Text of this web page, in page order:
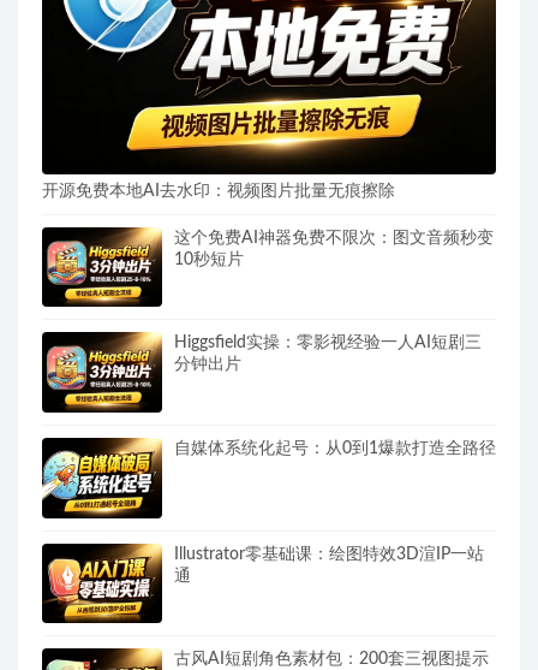
开源免费本地AI去水印：视频图片批量无痕擦除
这个免费AI神器免费不限次：图文音频秒变
10秒短片
Higgsfield实操：零影视经验一人AI短剧三
分钟出片
自媒体系统化起号：从0到1爆款打造全路径
Illustrator零基础课：绘图特效3D渲IP一站
通
古风AI短剧角色素材包：200套三视图提示